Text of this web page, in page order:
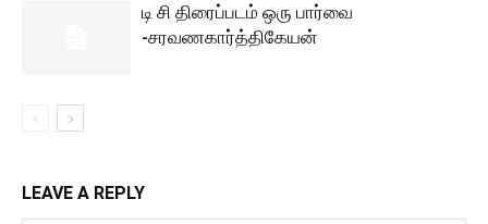
டி சி திரைப்படம் ஒரு பார்வை
-சரவணகார்த்திகேயன்
LEAVE A REPLY